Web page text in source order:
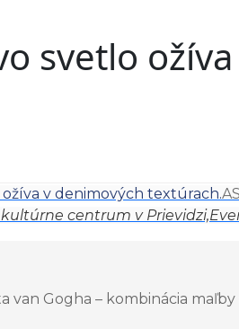
svetlo
ožíva v denimových textúrach.
centrum v Prievidzi,
van Gogha – kombinácia